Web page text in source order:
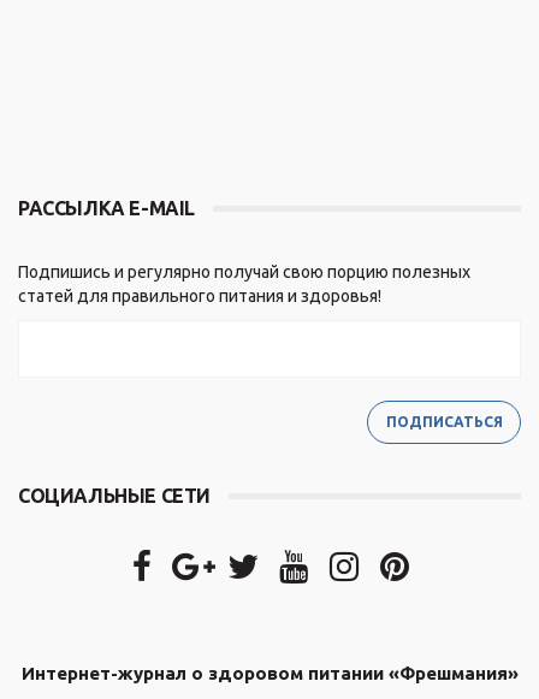
РАССЫЛКА E-MAIL
Подпишись и регулярно получай свою порцию полезных
статей для правильного питания и здоровья!
СОЦИАЛЬНЫЕ СЕТИ
Интернет-журнал о здоровом питании «Фрешмания»